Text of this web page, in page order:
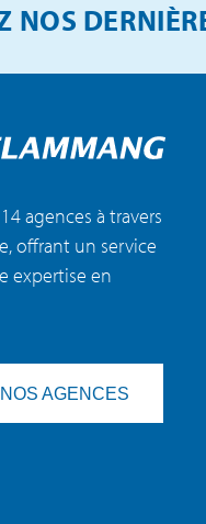
NOS
agences à travers
offrant un service
expertise en
AGENCES